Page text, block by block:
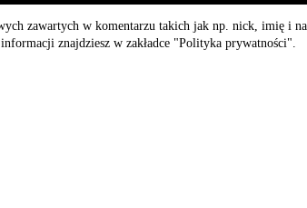
zawartych w komentarzu takich jak np. nick, imię i
znajdziesz w zakładce "Polityka prywatności".